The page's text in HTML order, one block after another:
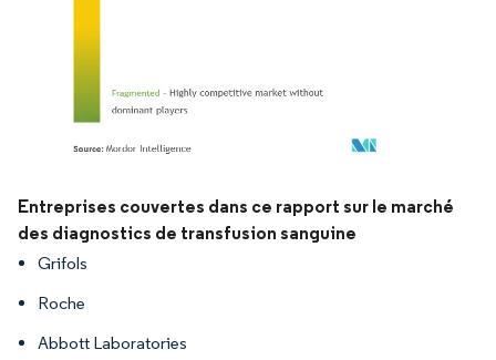
Image © Mordor Intelligence. La réutilisation nécessite une attribution sous CC BY
Entreprises couvertes dans ce rapport sur le marché
des diagnostics de transfusion sanguine
Grifols
Roche
Abbott Laboratories